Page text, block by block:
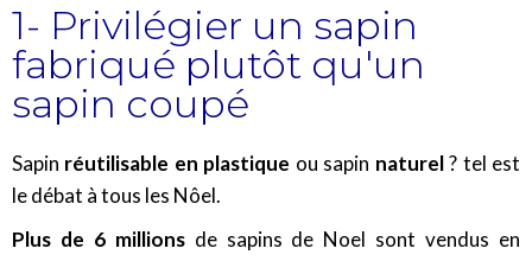
1- Privilégier un sapin
fabriqué plutôt qu'un
sapin coupé
Sapin réutilisable en plastique ou sapin naturel? tel est
le débat à tous les Nôel.
Plus de 6 millionsde sapins de Noel sont vendus en